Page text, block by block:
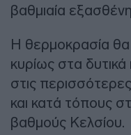
βαθμιαία
Η θερμοκρασία
κυρίως στα δυτικά
στις
και κατά τόπους
βαθμούς Κελσίου.